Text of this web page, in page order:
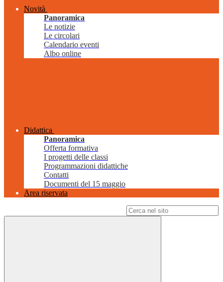
Novità
Panoramica
Le notizie
Le circolari
Calendario eventi
Albo online
Didattica
Panoramica
Offerta formativa
I progetti delle classi
Programmazioni didattiche
Contatti
Documenti del 15 maggio
Area riservata